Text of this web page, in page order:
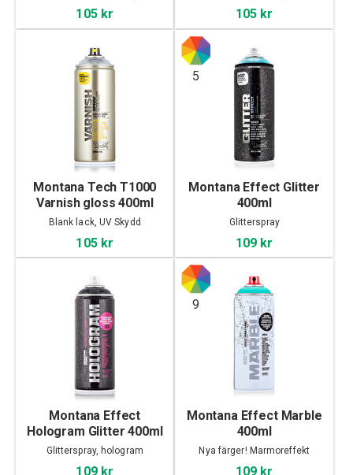
105 kr 105 kr
Montana Tech T1000
Varnish gloss 400ml
Blank lack, UV Skydd
105 kr
5
Montana Effect Glitter
400ml
Glitterspray
109 kr
Montana Effect
Hologram Glitter 400ml
Glitterspray, hologram
109 kr
9
Montana Effect Marble
400ml
Nya färger! Marmoreffekt
109 kr